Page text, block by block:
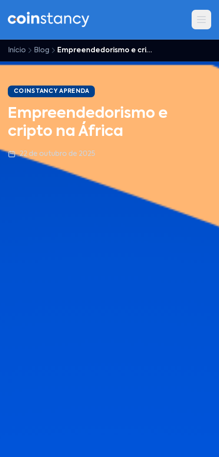
Início Blog Empreendedorismo e cripto na África
COINSTANCY APRENDA
Empreendedorismo e
cripto na África
22 de outubro de 2025